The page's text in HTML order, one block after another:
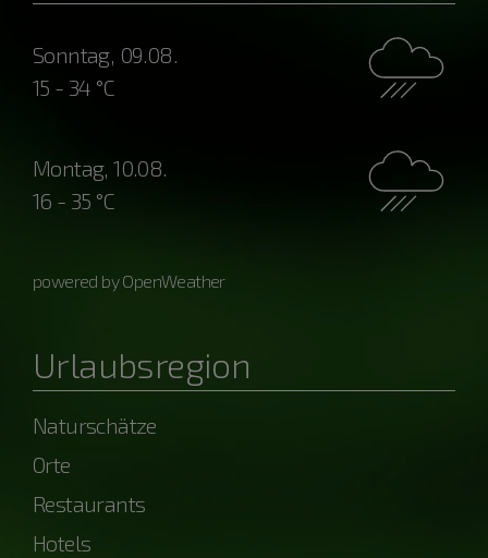
Sonntag, 09.08.
15 - 34 °C
Montag, 10.08.
16 - 35 °C
powered by OpenWeather
Urlaubsregion
Naturschätze
Orte
Restaurants
Hotels